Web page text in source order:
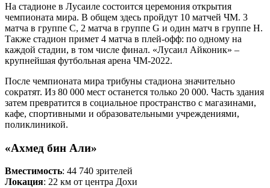
На стадионе в Лусаиле состоится церемония открытия
чемпионата мира. В общем здесь пройдут 10 матчей ЧМ. 3
матча в группе C, 2 матча в группе G и один матч в группе H.
Также стадион примет 4 матча в плей-офф: по одному на
каждой стадии, в том числе финал. «Лусаил Айконик» –
крупнейшая футбольная арена ЧМ-2022.
После чемпионата мира трибуны стадиона значительно
сократят. Из 80 000 мест останется только 20 000. Часть здания
затем превратится в социальное пространство с магазинами,
кафе, спортивными и образовательными учреждениями,
поликлиникой.
«Ахмед бин Али»
Вместимость: 44 740 зрителей
Локация: 22 км от центра Дохи